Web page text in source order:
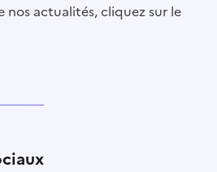
nos actualités, cliquez sur le